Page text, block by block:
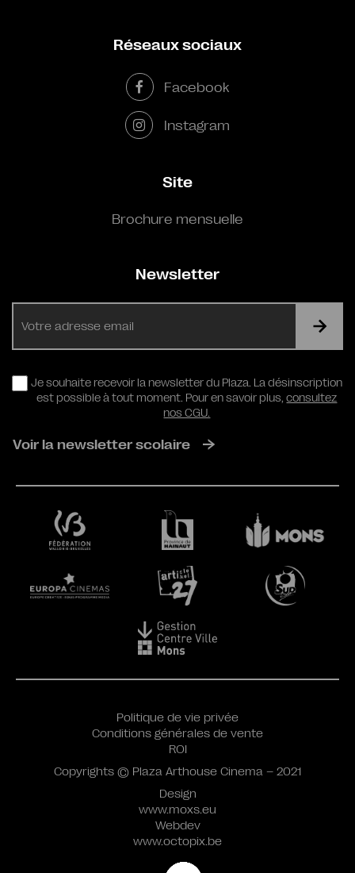
Réseaux sociaux
Facebook
Instagram
Site
Brochure mensuelle
Newsletter
RGPD
Je souhaite recevoir la newsletter du Plaza. La désinscription
est possible à tout moment. Pour en savoir plus,consultez
nos CGU.
Voir la newsletter scolaire
Design
www.moxs.eu
Webdev
www.octopix.be
Politique de vie privée
Conditions générales de vente
ROI
Copyrights © Plaza Arthouse Cinema – 2021